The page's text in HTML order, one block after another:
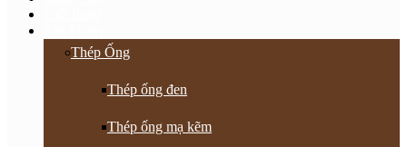
Thép Ống
Thép ống đen
Thép ống mạ kẽm